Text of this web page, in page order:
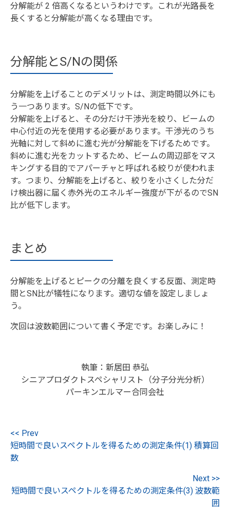
分解能が 2 倍高くなるというわけです。これが光路長を
長くすると分解能が高くなる理由です。
分解能とS/Nの関係
分解能を上げることのデメリットは、測定時間以外にも
う一つあります。S/Nの低下です。
分解能を上げると、その分だけ干渉光を絞り、ビームの
中心付近の光を使用する必要があります。干渉光のうち
光軸に対して斜めに進む光が分解能を下げるためです。
斜めに進む光をカットするため、ビームの周辺部をマス
キングする目的でアパーチャと呼ばれる絞りが使われま
す。つまり、分解能を上げると、絞りを小さくした分だ
け検出器に届く赤外光のエネルギー強度が下がるのでSN
比が低下します。
まとめ
分解能を上げるとピークの分離を良くする反面、測定時
間とSN比が犠牲になります。適切な値を設定しましょ
う。
次回は波数範囲について書く予定です。お楽しみに！
執筆：新居田 恭弘
シニアプロダクトスペシャリスト（分子分光分析）
パーキンエルマー合同会社
<< Prev
短時間で良いスペクトルを得るための測定条件(1) 積算回
数
Next >>
短時間で良いスペクトルを得るための測定条件(3) 波数範
囲